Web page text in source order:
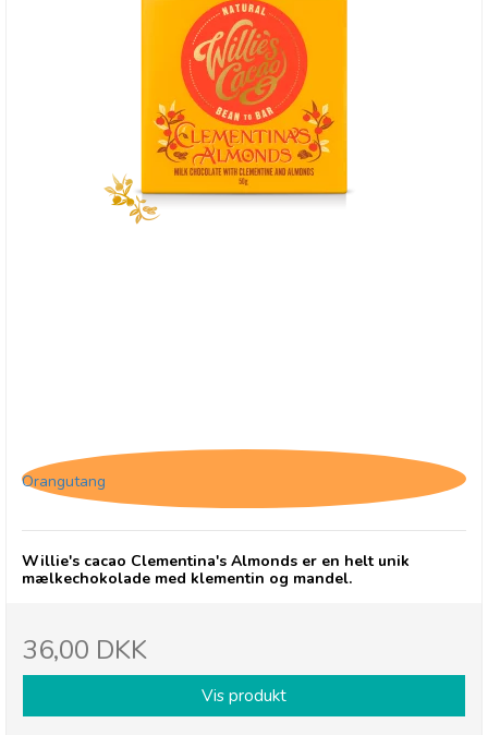
Orangutang
Willie's cacao Clementina's Almonds er en helt unik
mælkechokolade med klementin og mandel.
36,00 DKK
Vis produkt